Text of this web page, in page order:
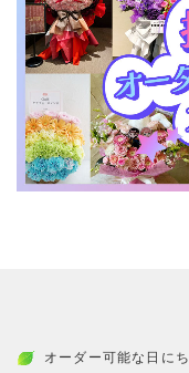
オーダー可能な日にち